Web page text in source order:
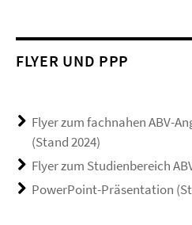
FLYER UND PPP
Flyer zum fachnahen ABV-
(Stand 2024)
Flyer zum Studienbereich
PowerPoint-Präsentation